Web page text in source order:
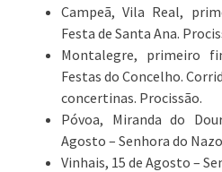
Campeã, Vila Real,
Festa de Santa Ana.
Montalegre, primeiro
Festas do Concelho.
concertinas. Procissão.
Póvoa, Miranda do
Agosto – Senhora do Nazo
Vinhais, 15 de Agosto –